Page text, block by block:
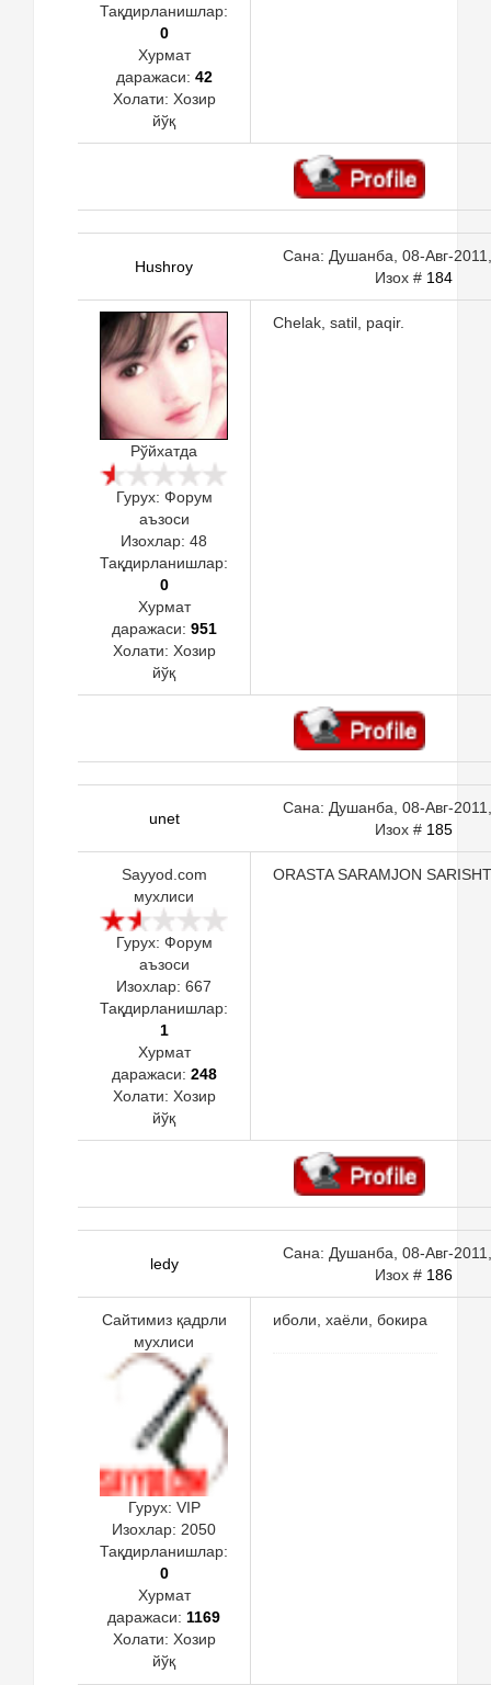
Тақдирланишлар:
0
Хурмат
даражаси: 42
Холати: Хозир
йўқ
Hushroy
Сана: Душанба, 08-Авг-
Изох # 184
Рўйхатда
Гурух: Форум
аъзоси
Изохлар: 48
Тақдирланишлар:
0
Хурмат
даражаси: 951
Холати: Хозир
йўқ
Chelak, satil, paqir.
unet
Сана: Душанба, 08-Авг-
Изох # 185
Sayyod.com
мухлиси
Гурух: Форум
аъзоси
Изохлар: 667
Тақдирланишлар:
1
Хурмат
даражаси: 248
Холати: Хозир
йўқ
ORASTA SARAMJON
ledy
Сана: Душанба, 08-Авг-
Изох # 186
Сайтимиз қадрли
мухлиси
Гурух: VIP
Изохлар: 2050
Тақдирланишлар:
0
Хурмат
даражаси: 1169
Холати: Хозир
йўқ
иболи, хаёли, бокира